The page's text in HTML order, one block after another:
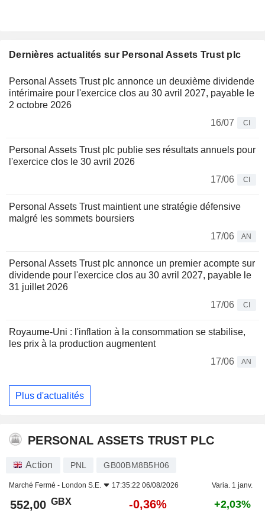
Dernières actualités sur Personal Assets Trust plc
Personal Assets Trust plc annonce un deuxième dividende
intérimaire pour l'exercice clos au 30 avril 2027, payable le
2 octobre 2026
16/07
CI
Personal Assets Trust plc publie ses résultats annuels pour
l'exercice clos le 30 avril 2026
17/06
CI
Personal Assets Trust maintient une stratégie défensive
malgré les sommets boursiers
17/06
AN
Personal Assets Trust plc annonce un premier acompte sur
dividende pour l'exercice clos au 30 avril 2027, payable le
31 juillet 2026
17/06
CI
Royaume-Uni : l'inflation à la consommation se stabilise,
les prix à la production augmentent
17/06
AN
Plus d'actualités
PERSONAL ASSETS TRUST PLC
Action PNL GB00BM8B5H06
Marché Fermé - London S.E. 17:35:22 06/08/2026 Varia. 1 janv.
552,00 GBX -0,36% +2,03%